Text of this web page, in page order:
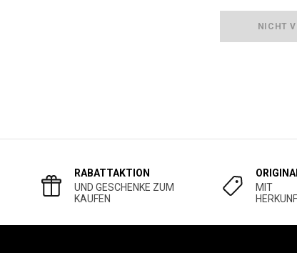
NICHT
RABATTAKTION
UND GESCHENKE ZUM
KAUFEN
MIT